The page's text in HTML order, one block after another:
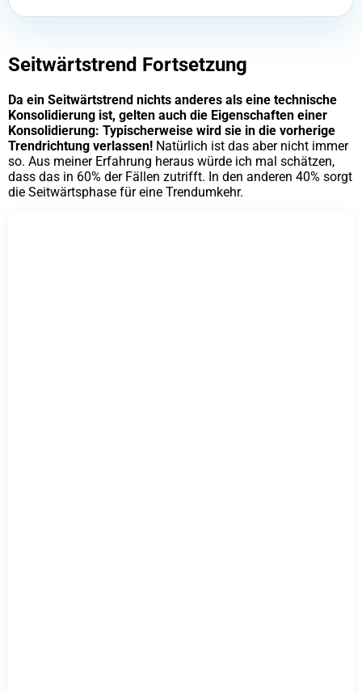
Seitwärtstrend Fortsetzung
Da ein Seitwärtstrend nichts anderes als eine technische
Konsolidierung ist, gelten auch die Eigenschaften einer
Konsolidierung: Typischerweise wird sie in die vorherige
Trendrichtung verlassen! Natürlich ist das aber nicht immer
so. Aus meiner Erfahrung heraus würde ich mal schätzen,
dass das in 60% der Fällen zutrifft. In den anderen 40% sorgt
die Seitwärtsphase für eine Trendumkehr.